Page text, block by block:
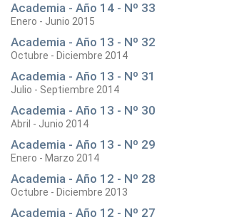
Academia - Año 14 - Nº 33
Enero - Junio 2015
Academia - Año 13 - Nº 32
Octubre - Diciembre 2014
Academia - Año 13 - Nº 31
Julio - Septiembre 2014
Academia - Año 13 - Nº 30
Abril - Junio 2014
Academia - Año 13 - Nº 29
Enero - Marzo 2014
Academia - Año 12 - Nº 28
Octubre - Diciembre 2013
Academia - Año 12 - Nº 27